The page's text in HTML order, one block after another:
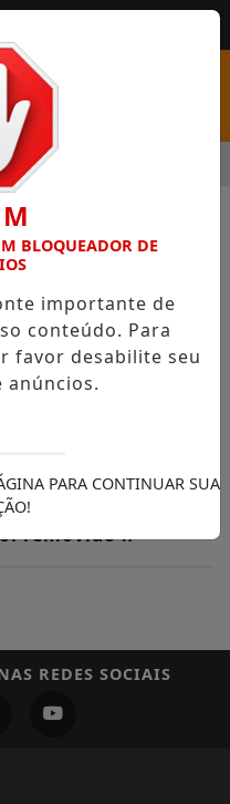
FUNÇÕES E SALÁRIOS
que você
está indisponível
removido :/
REDES SOCIAIS
BLOQUEADOR DE
importante de
conteúdo. Para
favor desabilite seu
anúncios.
PARA CONTINUAR SUA